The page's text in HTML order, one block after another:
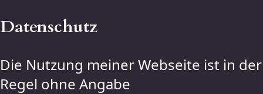
Datenschutz
Die Nutzung meiner Webseite ist in der
Regel ohne Angabe